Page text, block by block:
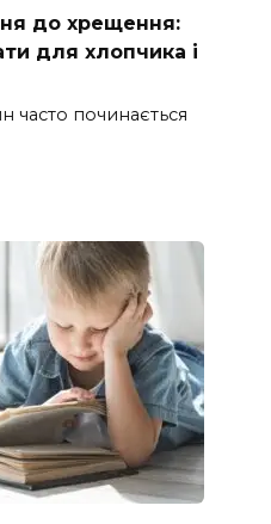
до хрещення:
для хлопчика і
часто починається